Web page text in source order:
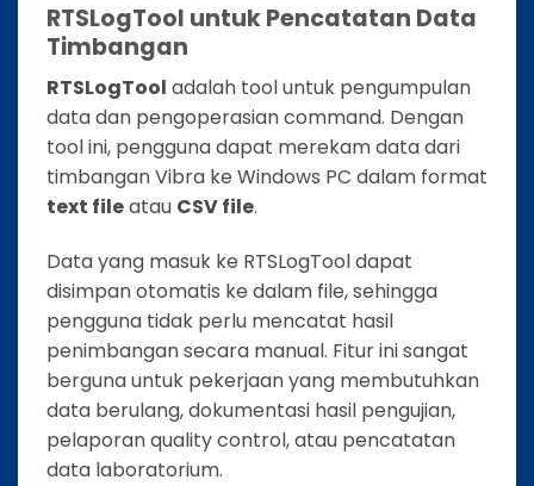
RTSLogTool untuk Pencatatan Data
Timbangan
RTSLogTool adalah tool untuk pengumpulan
data dan pengoperasian command. Dengan
tool ini, pengguna dapat merekam data dari
timbangan Vibra ke Windows PC dalam format
text fileatau CSV file.
Data yang masuk ke RTSLogTool dapat
disimpan otomatis ke dalam file, sehingga
pengguna tidak perlu mencatat hasil
penimbangan secara manual. Fitur ini sangat
berguna untuk pekerjaan yang membutuhkan
data berulang, dokumentasi hasil pengujian,
pelaporan quality control, atau pencatatan
data laboratorium.